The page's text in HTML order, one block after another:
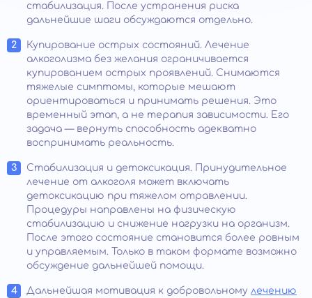
стабилизация. После устранения риска
дальнейшие шаги обсуждаются отдельно.
Купирование острых состояний. Лечение
алкоголизма без желания ограничивается
купированием острых проявлений. Снимаются
тяжелые симптомы, которые мешают
ориентироваться и принимать решения. Это
временный этап, а не терапия зависимости. Его
задача — вернуть способность адекватно
воспринимать реальность.
Стабилизация и детоксикация. Принудительное
лечение от алкоголя может включать
детоксикацию при тяжелом отравлении.
Процедуры направлены на физическую
стабилизацию и снижение нагрузки на организм.
После этого состояние становится более ровным
и управляемым. Только в таком формате возможно
обсуждение дальнейшей помощи.
Дальнейшая мотивация к добровольному лечению